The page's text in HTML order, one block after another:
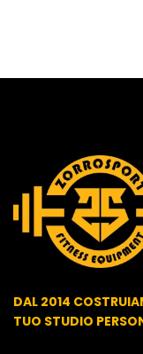
DAL 2014
TUO STUDIO